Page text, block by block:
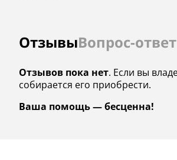
ОтзывыВопрос-ответ
Отзывов пока нет. Если вы
собирается его приобрести.
Ваша помощь — бесценна!